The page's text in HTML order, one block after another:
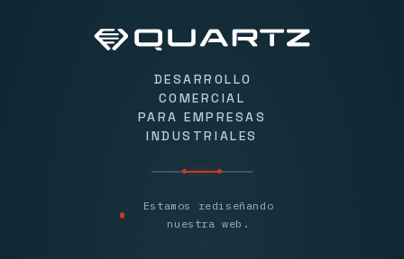
DESARROLLO
COMERCIAL
PARA EMPRESAS
INDUSTRIALES
Estamos rediseñando
nuestra web.